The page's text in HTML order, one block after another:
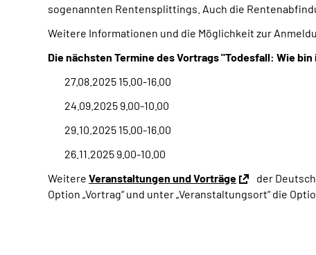
sogenannten Rentensplittings. Auch die
Weitere Informationen und die Möglichkeit zur
Die nächsten Termine des Vortrags "Todesfall: Wie
27.08.2025 15.00-16.00
24.09.2025 9.00-10.00
29.10.2025 15.00-16.00
26.11.2025 9.00-10.00
Weitere Veranstaltungen und Vorträge
der
Option „Vortrag“ und unter „Veranstaltungsort“ die